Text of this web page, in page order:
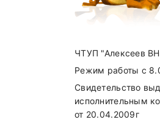
ЧТУП "Алексеев
Режим работы с
Свидетельство
исполнительным
от 20.04.2009г